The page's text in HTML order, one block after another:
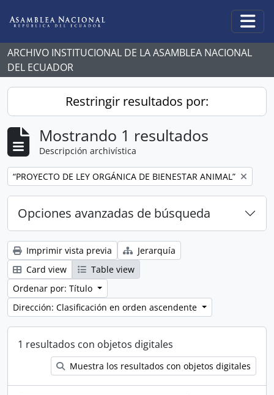
ARCHIVO INSTITUCIONAL DE LA ASAMBLEA NACIONAL
DEL ECUADOR
Restringir resultados por:
Mostrando 1 resultados
Descripción archivística
Remove filter:
“PROYECTO DE LEY ORGÁNICA DE BIENESTAR ANIMAL”
Opciones avanzadas de búsqueda
Imprimir vista previa
Jerarquía
Card view
Table view
Ordenar por: Título
Dirección: Clasificación en orden ascendente
1 resultados con objetos digitales
Muestra los resultados con objetos digitales